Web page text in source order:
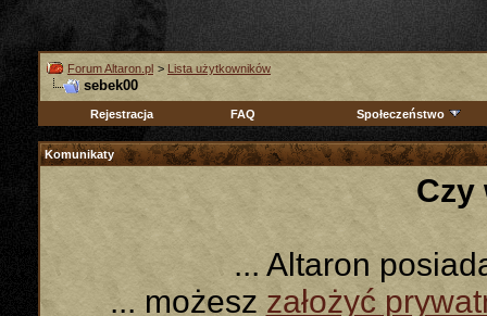
Forum Altaron.pl > Lista użytkowników
sebek00
Rejestracja FAQ Społeczeństwo
Komunikaty
Czy
... Altaron
... możeszzałożyć